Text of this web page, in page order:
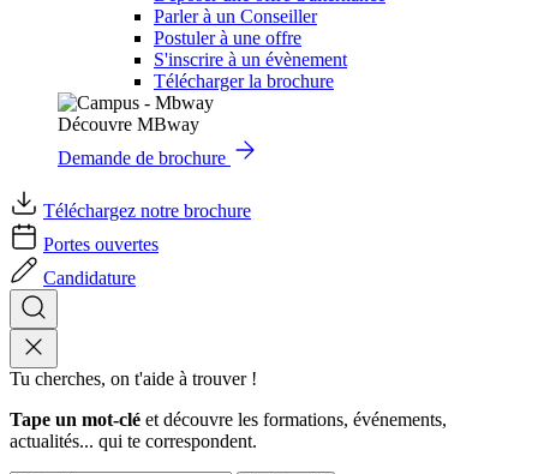
Parler à un Conseiller
Postuler à une offre
S'inscrire à un évènement
Télécharger la brochure
Découvre MBway
Demande de brochure
Téléchargez notre brochure
Portes ouvertes
Candidature
Tu cherches, on t'aide à trouver !
Tape un mot-clé et découvre les formations, événements,
actualités... qui te correspondent.